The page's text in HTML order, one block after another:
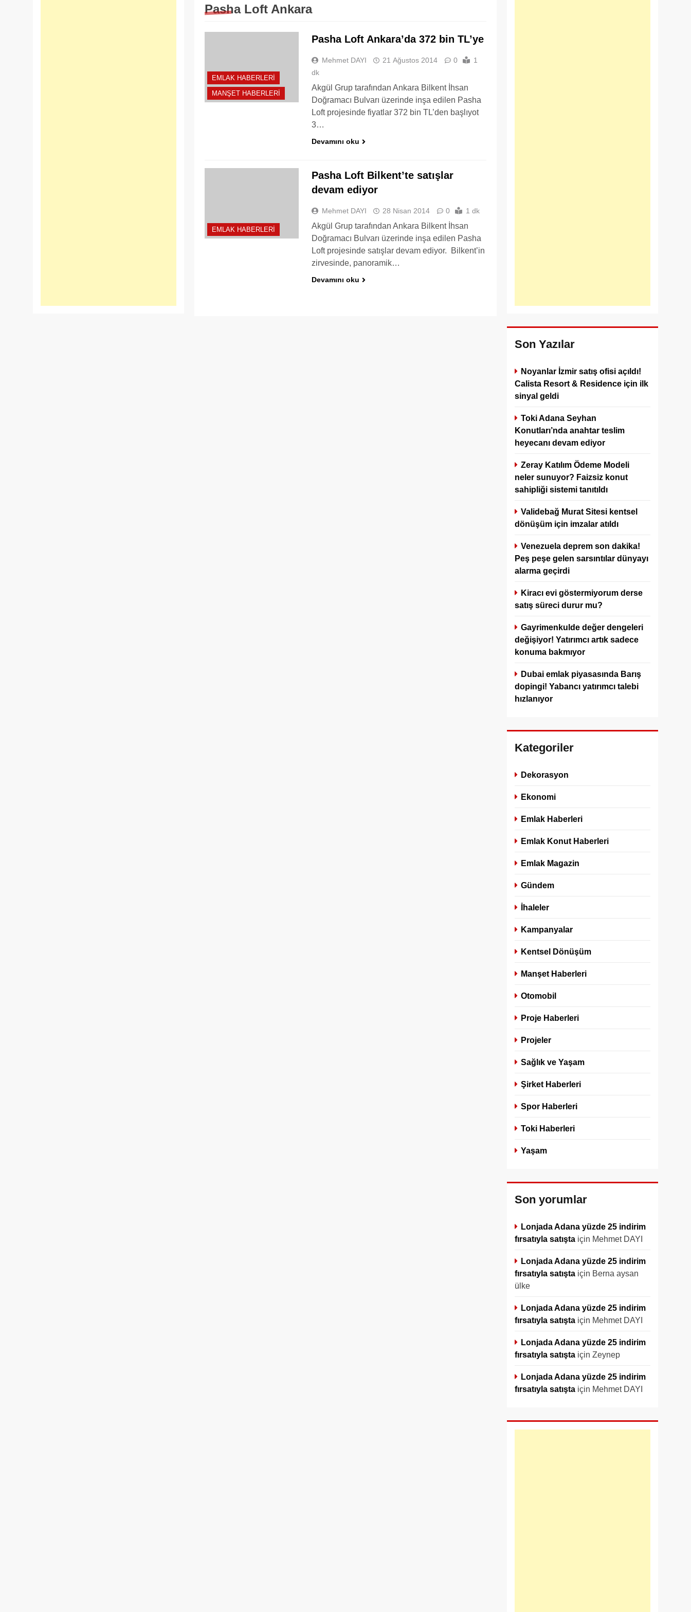
Pasha Loft Ankara
EMLAK HABERLERI
MANŞET HABERLERI
Pasha Loft Ankara’da 372 bin TL’ye
Mehmet DAYI 21 Ağustos 2014 0
1
dk
Akgül Grup tarafından Ankara Bilkent İhsan
Doğramacı Bulvarı üzerinde inşa edilen Pasha
Loft projesinde fiyatlar 372 bin TL’den başlıyot
3…
Devamını oku
EMLAK HABERLERI
Pasha Loft Bilkent’te satışlar
devam ediyor
Mehmet DAYI 28 Nisan 2014 0 1 dk
Akgül Grup tarafından Ankara Bilkent İhsan
Doğramacı Bulvarı üzerinde inşa edilen Pasha
Loft projesinde satışlar devam ediyor. Bilkent’in
zirvesinde, panoramik…
Devamını oku
Son Yazılar
Noyanlar İzmir satış ofisi açıldı!
Calista Resort & Residence için ilk
sinyal geldi
Toki Adana Seyhan
Konutları’nda anahtar teslim
heyecanı devam ediyor
Zeray Katılım Ödeme Modeli
neler sunuyor? Faizsiz konut
sahipliği sistemi tanıtıldı
Validebağ Murat Sitesi kentsel
dönüşüm için imzalar atıldı
Venezuela deprem son dakika!
Peş peşe gelen sarsıntılar dünyayı
alarma geçirdi
Kiracı evi göstermiyorum derse
satış süreci durur mu?
Gayrimenkulde değer dengeleri
değişiyor! Yatırımcı artık sadece
konuma bakmıyor
Dubai emlak piyasasında Barış
dopingi! Yabancı yatırımcı talebi
hızlanıyor
Kategoriler
Dekorasyon
Ekonomi
Emlak Haberleri
Emlak Konut Haberleri
Emlak Magazin
Gündem
İhaleler
Kampanyalar
Kentsel Dönüşüm
Manşet Haberleri
Otomobil
Proje Haberleri
Projeler
Sağlık ve Yaşam
Şirket Haberleri
Spor Haberleri
Toki Haberleri
Yaşam
Son yorumlar
Lonjada Adana yüzde 25 indirim
fırsatıyla satışta için Mehmet DAYI
Lonjada Adana yüzde 25 indirim
fırsatıyla satışta için Berna aysan
ülke
Lonjada Adana yüzde 25 indirim
fırsatıyla satışta için Mehmet DAYI
Lonjada Adana yüzde 25 indirim
fırsatıyla satışta için Zeynep
Lonjada Adana yüzde 25 indirim
fırsatıyla satışta için Mehmet DAYI